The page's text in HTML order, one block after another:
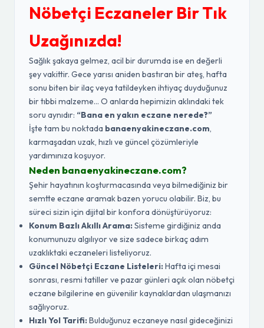
Nöbetçi Eczaneler Bir Tık
Uzağınızda!
Sağlık şakaya gelmez, acil bir durumda ise en değerli
şey vakittir. Gece yarısı aniden bastıran bir ateş, hafta
sonu biten bir ilaç veya tatildeyken ihtiyaç duyduğunuz
bir tıbbi malzeme... O anlarda hepimizin aklındaki tek
soru aynıdır: “Bana en yakın eczane nerede?”
İşte tam bu noktada banaenyakineczane.com,
karmaşadan uzak, hızlı ve güncel çözümleriyle
yardımınıza koşuyor.
Neden banaenyakineczane.com?
Şehir hayatının koşturmacasında veya bilmediğiniz bir
semtte eczane aramak bazen yorucu olabilir. Biz, bu
süreci sizin için dijital bir konfora dönüştürüyoruz:
Konum Bazlı Akıllı Arama:Sisteme girdiğiniz anda
konumunuzu algılıyor ve size sadece birkaç adım
uzaklıktaki eczaneleri listeliyoruz.
Güncel Nöbetçi Eczane Listeleri:Hafta içi mesai
sonrası, resmi tatiller ve pazar günleri açık olan nöbetçi
eczane bilgilerine en güvenilir kaynaklardan ulaşmanızı
sağlıyoruz.
Hızlı Yol Tarifi:Bulduğunuz eczaneye nasıl gideceğinizi